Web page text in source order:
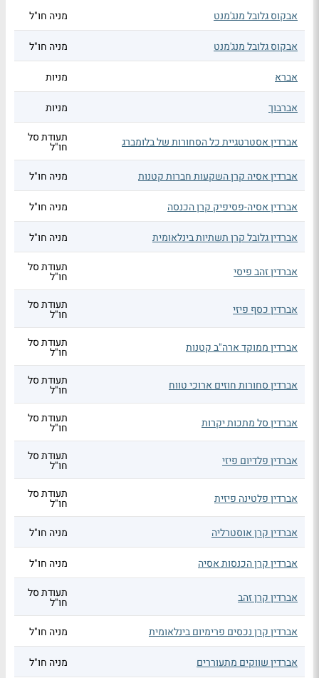
אבקוס גלובל מנג'מנט מניה חו"ל
אבקוס גלובל מנג'מנט מניה חו"ל
אברא מניות
אברבוך מניות
אברדין אסטרטגיית כל הסחורות של בלומברג תעודת סל
חו"ל
אברדין אסיה קרן השקעות חברות קטנות
מניה חו"ל
אברדין אסיה-פסיפיק קרן הכנסה מניה חו"ל
אברדין גלובל קרן תשתיות בינלאומית מניה חו"ל
אברדין זהב פיסי תעודת סל
חו"ל
אברדין כסף פיזי תעודת סל
חו"ל
אברדין ממוקד ארה"ב קטנות תעודת סל
חו"ל
אברדין סחורות חוזים ארוכי טווח תעודת סל
חו"ל
אברדין סל מתכות יקרות תעודת סל
חו"ל
אברדין פלדיום פיזי תעודת סל
חו"ל
אברדין פלטינה פיזית תעודת סל
חו"ל
אברדין קרן אוסטרליה
מניה חו"ל
אברדין קרן הכנסות אסיה מניה חו"ל
אברדין קרן זהב תעודת סל
חו"ל
אברדין קרן נכסים פרימיום בינלאומית
מניה חו"ל
אברדין שווקים מתעוררים מניה חו"ל